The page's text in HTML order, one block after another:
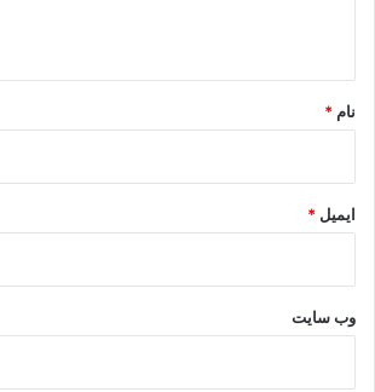
نام *
ایمیل *
وب‌ سایت